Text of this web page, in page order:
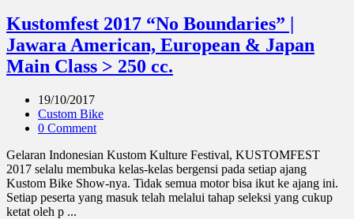
Kustomfest 2017 “No Boundaries” |
Jawara American, European & Japan
Main Class > 250 cc.
19/10/2017
Custom Bike
0 Comment
Gelaran Indonesian Kustom Kulture Festival, KUSTOMFEST
2017 selalu membuka kelas-kelas bergensi pada setiap ajang
Kustom Bike Show-nya. Tidak semua motor bisa ikut ke ajang ini.
Setiap peserta yang masuk telah melalui tahap seleksi yang cukup
ketat oleh p ...